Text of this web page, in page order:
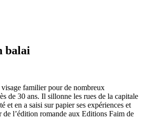
balai
familier pour de nombreux
de 30 ans. Il sillonne les rues de la capitale
et en a saisi sur papier ses expériences et
de l’édition romande aux Editions Faim de